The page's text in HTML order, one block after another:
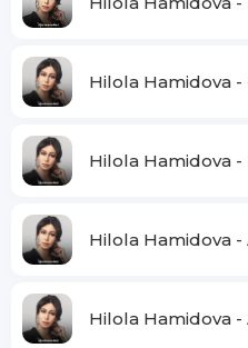
Hilola Hamidova
Hilola Hamidova -
Hilola Hamidova -
Hilola Hamidova -